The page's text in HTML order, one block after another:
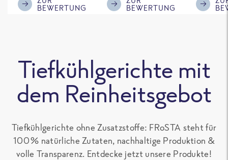
'großen Hunger',
Gerichte, die kein
Paprika
enthalten, sehr
gern.
BEWERTUNG
Sojasoße mit
besser.
BEWERTUNG
nicht
Aber
Tiefkühlgerichte mit
dem Reinheitsgebot
Tiefkühlgerichte ohne Zusatzstoffe: FRoSTA steht für
100 % natürliche Zutaten, nachhaltige Produktion &
volle Transparenz. Entdecke jetzt unsere Produkte!